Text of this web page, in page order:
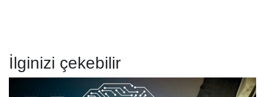
İlginizi çekebilir